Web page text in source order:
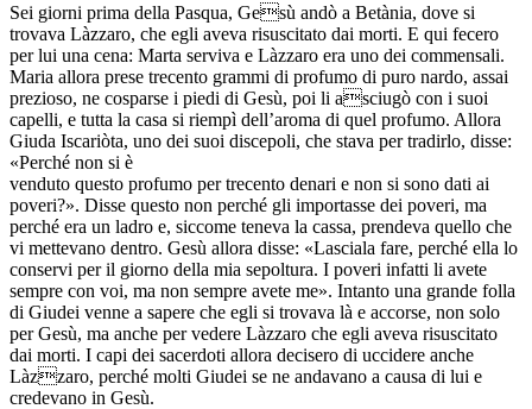
Sei giorni prima della Pasqua, Gesù andò a Betània, dove si
trovava Làzzaro, che egli aveva risuscitato dai morti. E qui fecero
per lui una cena: Marta serviva e Làzzaro era uno dei commensali.
Maria allora prese trecento grammi di profumo di puro nardo, assai
prezioso, ne cosparse i piedi di Gesù, poi li asciugò con i suoi
capelli, e tutta la casa si riempì dell’aroma di quel profumo. Allora
Giuda Iscariòta, uno dei suoi discepoli, che stava per tradirlo, disse:
«Perché non si è
venduto questo profumo per trecento denari e non si sono dati ai
poveri?». Disse questo non perché gli importasse dei poveri, ma
perché era un ladro e, siccome teneva la cassa, prendeva quello che
vi mettevano dentro. Gesù allora disse: «Lasciala fare, perché ella lo
conservi per il giorno della mia sepoltura. I poveri infatti li avete
sempre con voi, ma non sempre avete me». Intanto una grande folla
di Giudei venne a sapere che egli si trovava là e accorse, non solo
per Gesù, ma anche per vedere Làzzaro che egli aveva risuscitato
dai morti. I capi dei sacerdoti allora decisero di uccidere anche
Làzzaro, perché molti Giudei se ne andavano a causa di lui e
credevano in Gesù.